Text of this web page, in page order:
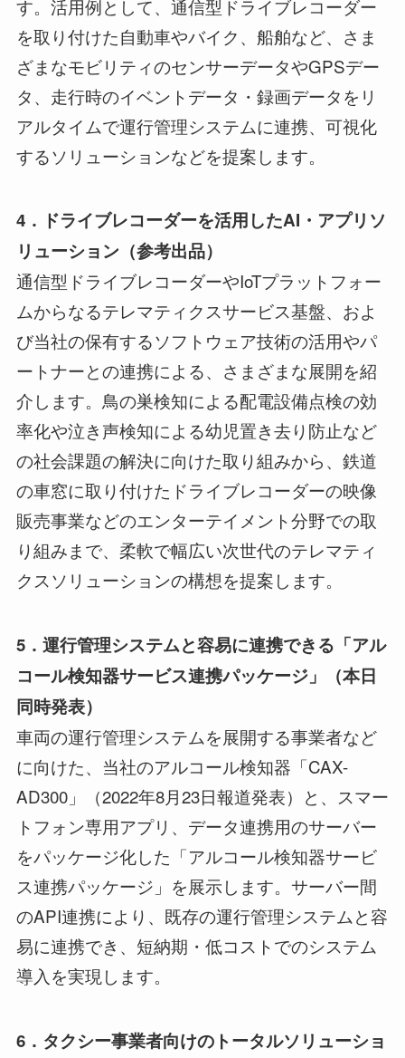
す。活用例として、通信型ドライブレコーダー
を取り付けた自動車やバイク、船舶など、さま
ざまなモビリティのセンサーデータやGPSデー
タ、走行時のイベントデータ・録画データをリ
アルタイムで運行管理システムに連携、可視化
するソリューションなどを提案します。
4．ドライブレコーダーを活用したAI・アプリソ
リューション （参考出品）
通信型ドライブレコーダーやIoTプラットフォー
ムからなるテレマティクスサービス基盤、およ
び当社の保有するソフトウェア技術の活用やパ
ートナーとの連携による、さまざまな展開を紹
介します。鳥の巣検知による配電設備点検の効
率化や泣き声検知による幼児置き去り防止など
の社会課題の解決に向けた取り組みから、鉄道
の車窓に取り付けたドライブレコーダーの映像
販売事業などのエンターテイメント分野での取
り組みまで、柔軟で幅広い次世代のテレマティ
クスソリューションの構想を提案します。
5． 運行管理システムと容易に連携できる 「アル
コール検知器サービス連携パッケージ」
（本日
同時発表）
車両の運行管理システムを展開する事業者など
に向けた、当社のアルコール検知器「CAX-
AD300」（2022年8月23日報道発表）と、スマー
トフォン専用アプリ、データ連携用のサーバー
をパッケージ化した「アルコール検知器サービ
ス連携パッケージ」を展示します。サーバー間
のAPI連携により、既存の運行管理システムと容
易に連携でき、短納期・低コストでのシステム
導入を実現します。
6． タクシー事業者向けのトータルソリューショ